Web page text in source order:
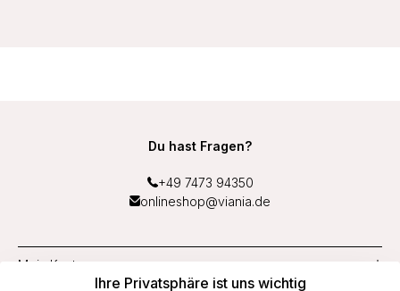
Ihre Privatsphäre ist uns wichtig
Du hast Fragen?
+49 7473 94350
onlineshop@viania.de
Mein Konto